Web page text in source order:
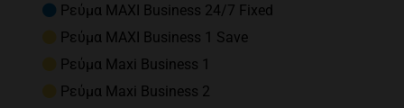
Ρεύμα MAXI Business 24/7 Fixed
Ρεύμα MAXI Business 1 Save
Ρεύμα Maxi Business 1
Ρεύμα Maxi Business 2